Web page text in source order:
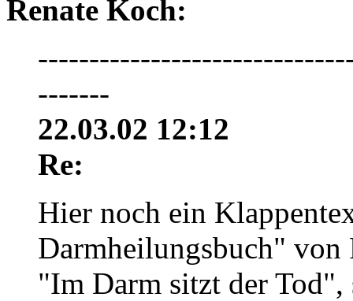
Renate Koch:
-------
22.03.02 12:12
Re:
Hier noch ein
Darmheilungsbuch" von
"Im Darm sitzt der